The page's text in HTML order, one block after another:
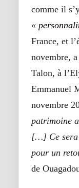
comme il
«
France, et
novembre,
Talon, à
Emmanuel
novembre
patrimoine
[…] Ce sera
pour un
de